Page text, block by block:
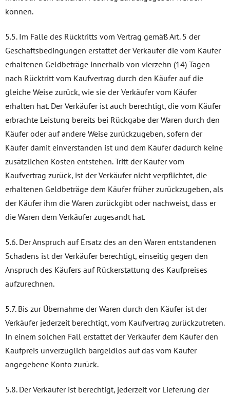
können.
5.5. Im Falle des Rücktritts vom Vertrag gemäß Art. 5 der
Geschäftsbedingungen erstattet der Verkäufer die vom Käufer
erhaltenen Geldbeträge innerhalb von vierzehn (14) Tagen
nach Rücktritt vom Kaufvertrag durch den Käufer auf die
gleiche Weise zurück, wie sie der Verkäufer vom Käufer
erhalten hat. Der Verkäufer ist auch berechtigt, die vom Käufer
erbrachte Leistung bereits bei Rückgabe der Waren durch den
Käufer oder auf andere Weise zurückzugeben, sofern der
Käufer damit einverstanden ist und dem Käufer dadurch keine
zusätzlichen Kosten entstehen. Tritt der Käufer vom
Kaufvertrag zurück, ist der Verkäufer nicht verpflichtet, die
erhaltenen Geldbeträge dem Käufer früher zurückzugeben, als
der Käufer ihm die Waren zurückgibt oder nachweist, dass er
die Waren dem Verkäufer zugesandt hat.
5.6. Der Anspruch auf Ersatz des an den Waren entstandenen
Schadens ist der Verkäufer berechtigt, einseitig gegen den
Anspruch des Käufers auf Rückerstattung des Kaufpreises
aufzurechnen.
5.7. Bis zur Übernahme der Waren durch den Käufer ist der
Verkäufer jederzeit berechtigt, vom Kaufvertrag zurückzutreten.
In einem solchen Fall erstattet der Verkäufer dem Käufer den
Kaufpreis unverzüglich bargeldlos auf das vom Käufer
angegebene Konto zurück.
5.8. Der Verkäufer ist berechtigt, jederzeit vor Lieferung der